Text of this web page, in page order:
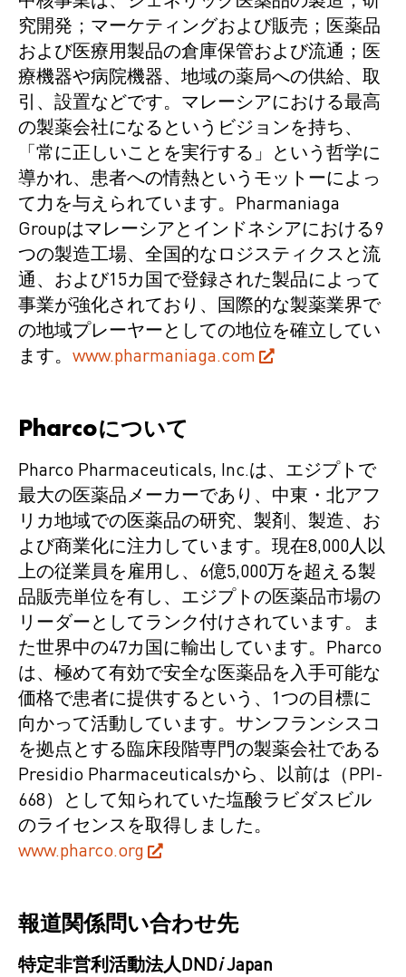
究開発；マーケティングおよび販売；医薬品
および医療用製品の倉庫保管および流通；医
療機器や病院機器、地域の薬局への供給、取
引、設置などです。マレーシアにおける最高
の製薬会社になるというビジョンを持ち、
「常に正しいことを実行する」という哲学に
導かれ、患者への情熱というモットーによっ
て力を与えられています。Pharmaniaga
Groupはマレーシアとインドネシアにおける9
つの製造工場、全国的なロジスティクスと流
通、および15カ国で登録された製品によって
事業が強化されており、国際的な製薬業界で
の地域プレーヤーとしての地位を確立してい
ます。 www.pharmaniaga.com
Pharcoについて
Pharco Pharmaceuticals, Inc.は、エジプトで
最大の医薬品メーカーであり、中東・北アフ
リカ地域での医薬品の研究、製剤、製造、お
よび商業化に注力しています。現在8,000人以
上の従業員を雇用し、6億5,000万を超える製
品販売単位を有し、エジプトの医薬品市場の
リーダーとしてランク付けされています。ま
た世界中の47カ国に輸出しています。Pharco
は、極めて有効で安全な医薬品を入手可能な
価格で患者に提供するという、1つの目標に
向かって活動しています。サンフランシスコ
を拠点とする臨床段階専門の製薬会社である
Presidio Pharmaceuticalsから、以前は（PPI-
668）として知られていた塩酸ラビダスビル
のライセンスを取得しました。
www.pharco.org
報道関係問い合わせ先
特定非営利活動法人DNDiJapan